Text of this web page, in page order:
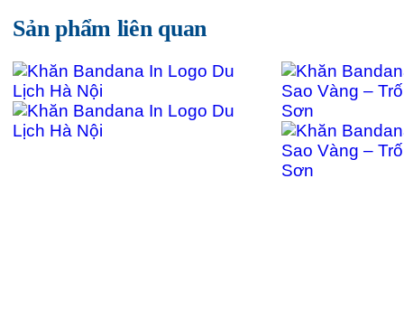
chỉnh sửa mẫu cho đến khi Quý khách hàng hài
Sản phẩm liên quan